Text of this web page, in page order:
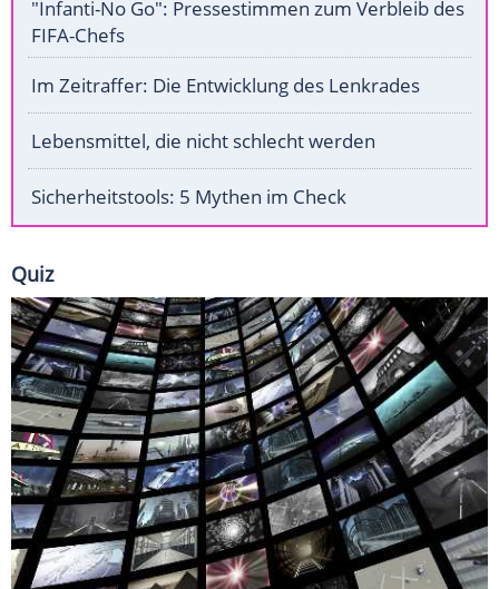
"Infanti-No Go": Pressestimmen zum Verbleib des
FIFA-Chefs
Im Zeitraffer: Die Entwicklung des Lenkrades
Lebensmittel, die nicht schlecht werden
Sicherheitstools: 5 Mythen im Check
Quiz